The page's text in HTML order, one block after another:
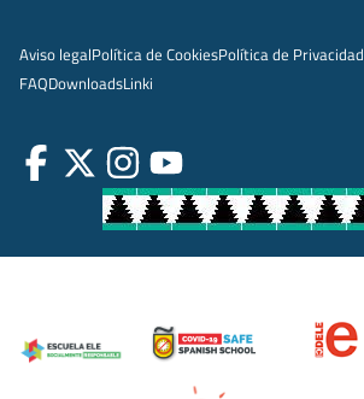
Aviso legalPolítica de CookiesPolítica de Privacidad
FAQDownloadsLinki